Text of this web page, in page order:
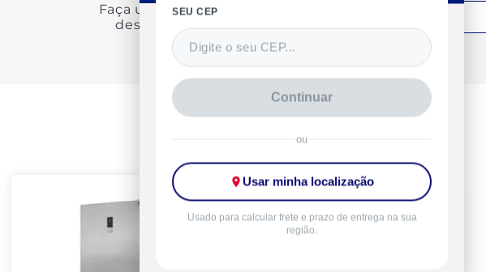
SEU CEP
Continuar
ou
Usar minha localização
Usado para calcular frete e prazo de entrega na sua
região.
Faça uma avaliação
deste produto